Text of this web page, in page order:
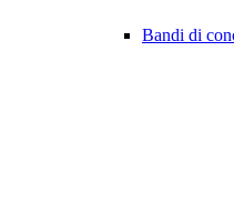
Bandi di